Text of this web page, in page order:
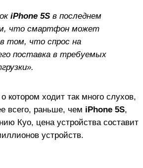
iPhone 5S в последнем
что смартфон может
том, что спрос на
поставка в требуемых
котором ходит так много слухов,
всего, раньше, чем iPhone 5S,
Куо, цена устройства составит
устройств.